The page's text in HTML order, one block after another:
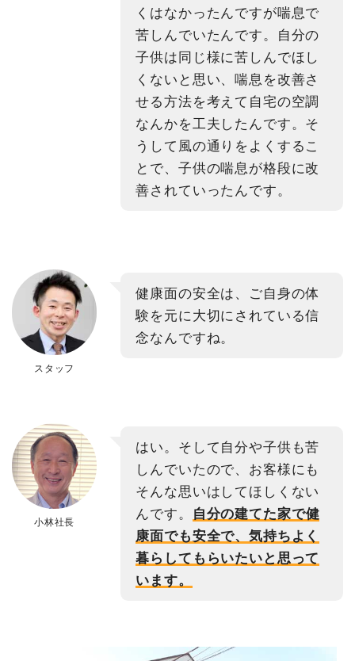
くはなかったんですが喘息で
苦しんでいたんです。自分の
子供は同じ様に苦しんでほし
くないと思い、喘息を改善さ
せる方法を考えて自宅の空調
なんかを工夫したんです。そ
うして風の通りをよくするこ
とで、子供の喘息が格段に改
善されていったんです。
スタッフ
健康面の安全は、ご自身の体
験を元に大切にされている信
念なんですね。
小林社長
はい。そして自分や子供も苦
しんでいたので、お客様にも
そんな思いはしてほしくない
んです。
自分の建てた家で健
康面でも安全で、気持ちよく
暮らしてもらいたいと思って
います。